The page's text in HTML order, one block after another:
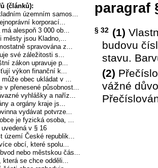
(článků):
územním samos...
korporací...
alespoň 3 000 ob...
městy jsou Kladno,...
spravována z...
své záležitosti s...
zákon upravuje p...
výkon finanční k...
obec ukládat v ...
v přenesené působnost...
vyhlášky a naříz...
a orgány kraje js...
vydávat potvrze...
je fyzická osoba, ...
v § 16
území České republik...
obcí, které spolu...
nebo městskou čás...
která se chce odděli...
paragraf
§ 32 (1)
budovu
stavu.
(2)
vážné